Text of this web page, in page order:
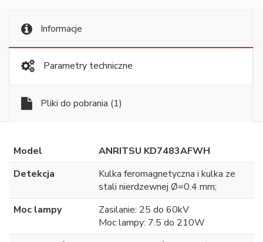
Informacje
Parametry techniczne
Pliki do pobrania (1)
Model
ANRITSU KD7483AFWH
Detekcja
Kulka feromagnetyczna i kulka ze
stali nierdzewnej Ø=0.4 mm;
Moc lampy
Zasilanie: 25 do 60kV
Moc lampy: 7.5 do 210W